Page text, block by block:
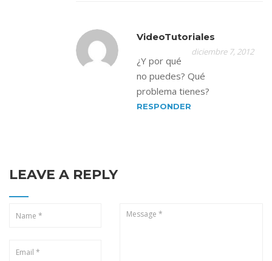
VideoTutoriales
diciembre 7, 2012
¿Y por qué
no puedes? Qué
problema tienes?
RESPONDER
LEAVE A REPLY